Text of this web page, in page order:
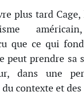
plus tard Cage,
que ce qui
peut prendre sa
dans une
contexte et